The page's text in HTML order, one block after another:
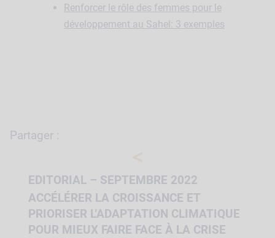
Renforcer le rôle des femmes pour le
développement au Sahel: 3 exemples
Partager :
EDITORIAL – SEPTEMBRE 2022
ACCÉLÉRER LA CROISSANCE ET
PRIORISER L’ADAPTATION CLIMATIQUE
POUR MIEUX FAIRE FACE À LA CRISE